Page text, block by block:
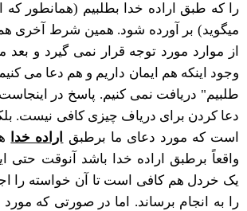
میگوید) بر آورده شود. همین شرط آخری
از موارد مورد توجه قرار نمی گیرد و بعد
وجود اینکه هم ایمان داریم و هم دعا می
طلبیم" دریافت نمی کنیم. پاسخ در
دعا کردن برای دریاف چیزی کافی نیست. بلکه
است که مورد دعای ما برطبق
اراده خدا
واقعاً برطبق اراده خدا باشد آنوقت حتی
یک خردل هم کافی است تا آن خواسته را
را به انجام برساند. اما در صورتی که مورد